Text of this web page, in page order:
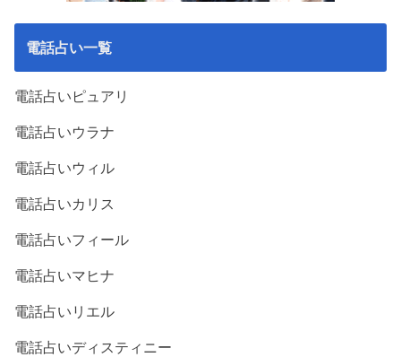
電話占い一覧
電話占いピュアリ
電話占いウラナ
電話占いウィル
電話占いカリス
電話占いフィール
電話占いマヒナ
電話占いリエル
電話占いディスティニー